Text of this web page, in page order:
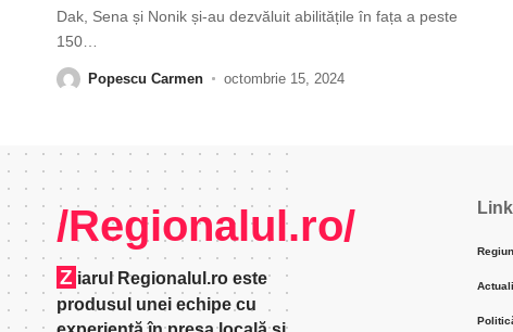
Dak, Sena și Nonik ­și-au dezvăluit abilitățile în fața a peste
150
Popescu Carmen octombrie 15, 2024
/Regionalul.ro/
Z iarul Regionalul.ro este
produsul unei echipe cu